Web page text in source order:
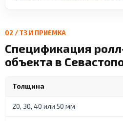
02 / ТЗ И ПРИЕМКА
Спецификация
объекта в
Толщина
20, 30, 40 или 50 мм